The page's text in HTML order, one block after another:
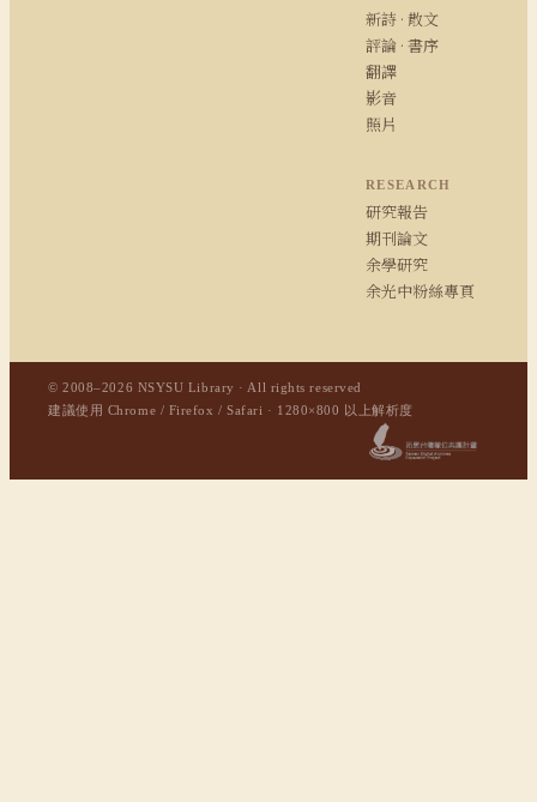
新詩 · 散文
評論 · 書序
翻譯
影音
照片
RESEARCH
研究報告
期刊論文
余學研究
余光中粉絲專頁
© 2008–2026 NSYSU Library · All rights reserved
建議使用 Chrome / Firefox / Safari · 1280×800 以上解析度